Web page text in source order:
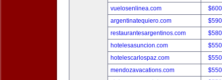
vuelosenlinea.com
argentinatequiero.com
restaurantesargentinos.com
hotelesasuncion.com
hotelescarlospaz.com
mendozavacations.com